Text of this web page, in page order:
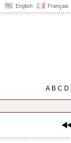
English Français
AB C D